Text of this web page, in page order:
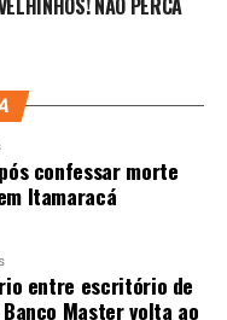
NÃO PERCA
confessar morte
Itamaracá
entre escritório de
Master volta ao